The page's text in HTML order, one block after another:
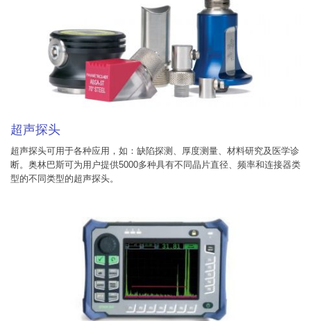
超声探头
超声探头可用于各种应用，如：缺陷探测、厚度测量、材料研究及医学诊
断。奥林巴斯可为用户提供5000多种具有不同晶片直径、频率和连接器类
型的不同类型的超声探头。